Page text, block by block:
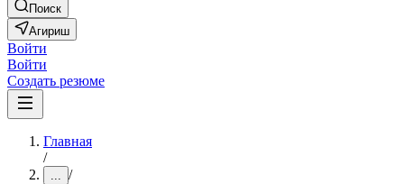
Поиск
Агириш
Войти
Войти
Создать резюме
Главная
/
... /